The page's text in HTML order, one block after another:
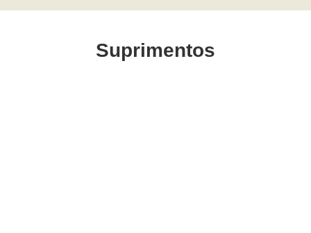
Suprimentos